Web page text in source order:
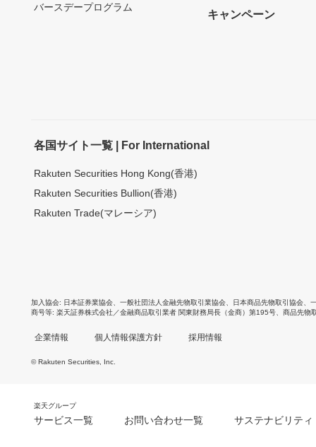
バースデープログラム
キャンペーン
各国サイト一覧 | For International
Rakuten Securities Hong Kong(香港)
Rakuten Securities Bullion(香港)
Rakuten Trade(マレーシア)
加入協会 日本証券業協会 一般社団法人金融先物取引業協会 日本商品先物取引協会
商号等 楽天証券株式会社／金融商品取引業者 関東財務局長（金商）第195号、商品先物
企業情報 個人情報保護方針 採用情報
© Rakuten Securities, Inc.
楽天グループ
サービス一覧 お問い合わせ一覧 サステナビリティ